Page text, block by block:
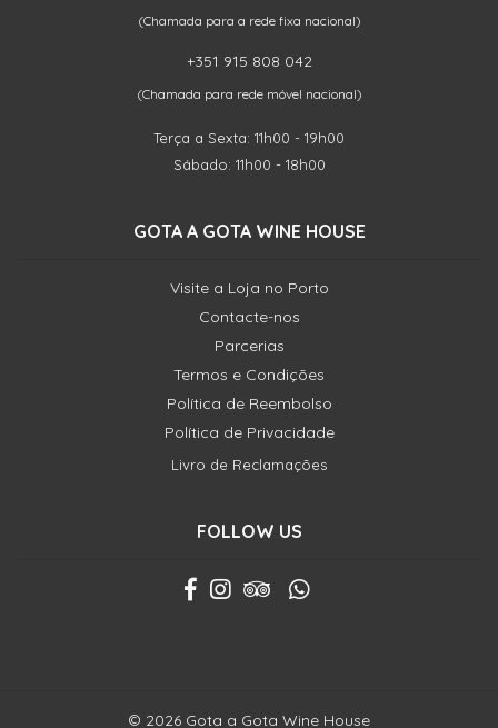
(Chamada para a rede fixa nacional)
+351 915 808 042
(Chamada para rede móvel nacional)
Terça a Sexta: 11h00 - 19h00
Sábado: 11h00 - 18h00
GOTA A GOTA WINE HOUSE
Visite a Loja no Porto
Contacte-nos
Parcerias
Termos e Condições
Política de Reembolso
Política de Privacidade
Livro de Reclamações
FOLLOW US
© 2026 Gota a Gota Wine House